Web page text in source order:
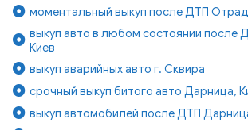
моментальный выкуп после ДТП
выкуп авто в любом состоянии после
Киев
выкуп аварийных авто г. Сквира
срочный выкуп битого авто Дарница,
выкуп автомобилей после ДТП